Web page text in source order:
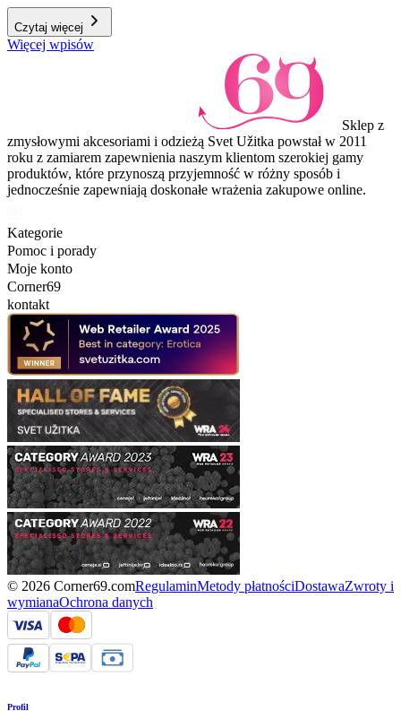
Czytaj więcej
Więcej wpisów
Sklep z
zmysłowymi akcesoriami i odzieżą Svet Užitka powstał w 2011
roku z zamiarem zapewnienia naszym klientom szerokiej gamy
produktów, które przynoszą przyjemność w różny sposób i
jednocześnie zapewniają doskonałe wrażenia zakupowe online.
Kategorie
Pomoc i porady
Moje konto
Corner69
kontakt
© 2026 Corner69.comRegulaminMetody płatnościDostawaZwroty i
wymianaOchrona danych
Profil